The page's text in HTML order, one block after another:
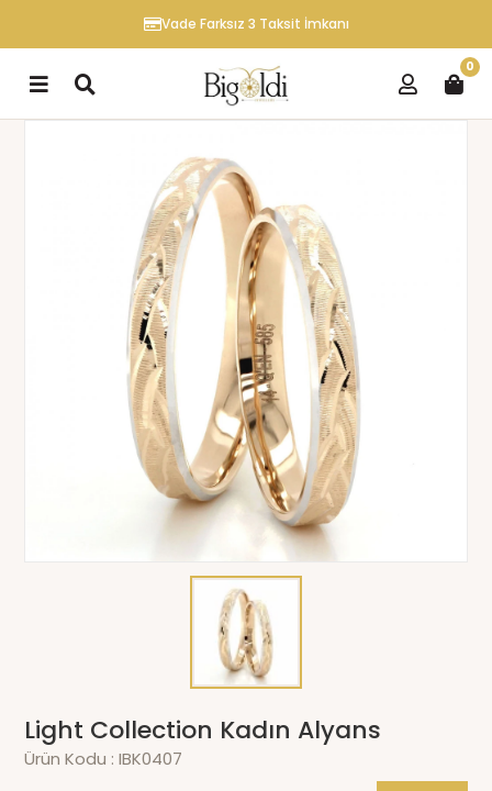
Vade Farksız 3 Taksit İmkanı
0
Light Collection Kadın Alyans
Ürün Kodu :IBK0407